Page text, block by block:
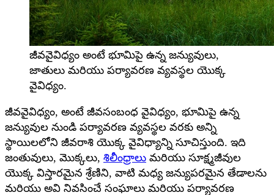
జీవవైవిధ్యం అంటే భూమిపై ఉన్న జన్యువులు,
జాతులు మరియు పర్యావరణ వ్యవస్థల యొక్క
వైవిధ్యం.
జీవవైవిధ్యం, అంటే జీవసంబంధ వైవిధ్యం, భూమిపై ఉన్న
జన్యువుల నుండి పర్యావరణ వ్యవస్థల వరకు అన్ని
స్థాయిలలోని జీవరాశి యొక్క వైవిధ్యాన్ని సూచిస్తుంది. ఇది
జంతువులు, మొక్కలు, శిలీంధ్రాలు మరియు సూక్ష్మజీవుల
యొక్క విస్తారమైన శ్రేణిని, వాటి మధ్య జన్యుపరమైన తేడాలను
మరియు అవి నివసించే సంఘాలు మరియు పర్యావరణ